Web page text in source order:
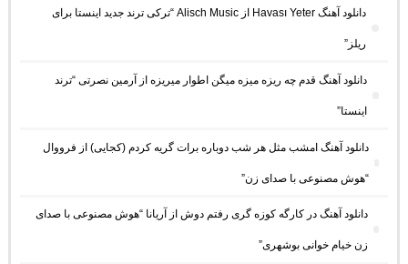
دانلود آهنگ Havası Yeter از Alisch Music “ترکی ترند جدید اینستا برای
ریلز”
دانلود آهنگ ﻗﺪم ﭼﻪ رﻳﺰه ﻣﻴﺰه ﻣﻴﮕﻦ اﻃﻮار ﻣﻴﺮﻳﺰه از آرمین نصرتی “ترند
اینستا”
دانلود آهنگ امشب مثل هر شب دوباره برات گریه کردم (کجایی) از فرووال
“هوش مصنوعی با صدای زن”
دانلود آهنگ در کارگه کوزه گری رفتم دوش از آریانا “هوش مصنوعی با صدای
زن خیام خوانی بوشهری”